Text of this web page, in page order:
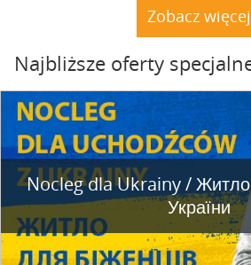
dacze. Nie stoją. A natura powoli
Zobacz więcej
Najbliższe oferty
Nocleg dla Ukrainy /
України